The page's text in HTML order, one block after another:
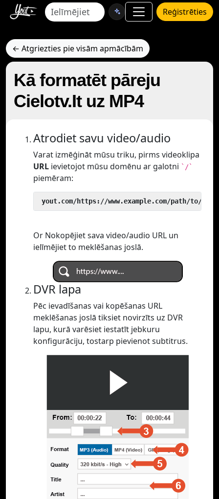
Reģistrēties
← Atgriezties pie visām apmācībām
Kā formatēt pāreju
Cielotv.It uz MP4
Atrodiet savu video/audio
Varat izmēģināt mūsu triku, pirms videoklipa
URL ievietojot mūsu domēnu ar galotni `/`
piemēram:
yout.com/https://www.example.com/path/to/
Or Nokopējiet sava video/audio URL un
ielīmējiet to meklēšanas joslā.
DVR lapa
Pēc ievadīšanas vai kopēšanas URL
meklēšanas joslā tiksiet novirzīts uz DVR
lapu, kurā varēsiet iestatīt jebkuru
konfigurāciju, tostarp pievienot subtitrus.